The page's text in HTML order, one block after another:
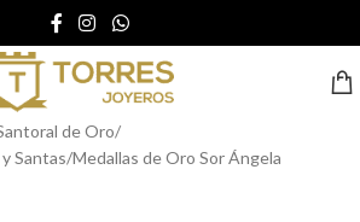
de Oro/
Santas/Medallas de Oro Sor Ángela